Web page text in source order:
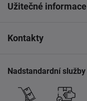
Užitečné informace
Kontakty
Nadstandardní služby